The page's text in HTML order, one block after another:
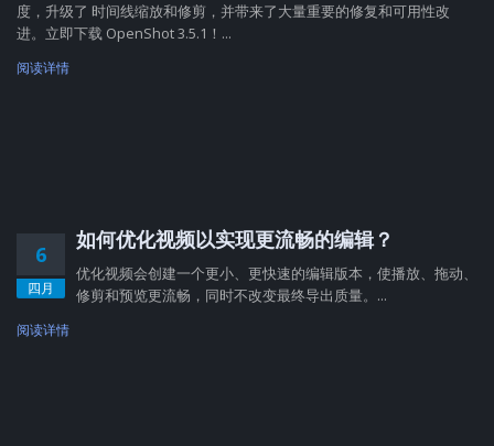
度，升级了 时间线缩放和修剪，并带来了大量重要的修复和可用性改
进。立即下载 OpenShot 3.5.1！...
阅读详情
6
四月
如何优化视频以实现更流畅的编辑？
优化视频会创建一个更小、更快速的编辑版本，使播放、拖动、
修剪和预览更流畅，同时不改变最终导出质量。...
阅读详情